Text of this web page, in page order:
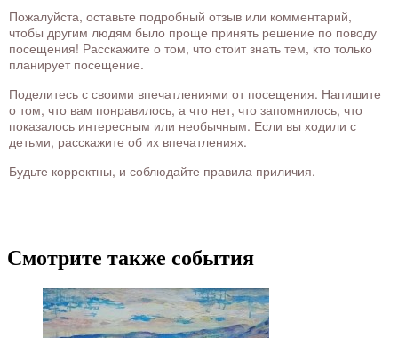
Пожалуйста, оставьте подробный отзыв или комментарий,
чтобы другим людям было проще принять решение по поводу
посещения! Расскажите о том, что стоит знать тем, кто только
планирует посещение.
Поделитесь с своими впечатлениями от посещения. Напишите
о том, что вам понравилось, а что нет, что запомнилось, что
показалось интересным или необычным. Если вы ходили с
детьми, расскажите об их впечатлениях.
Будьте корректны, и соблюдайте правила приличия.
Смотрите также события